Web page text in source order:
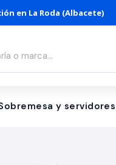
en La Roda (Albacete)
y servidores